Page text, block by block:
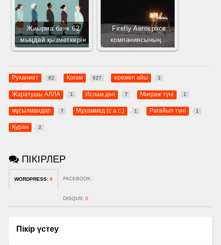
Жиырма банк 62
мыңдай қызметкерін
Firefly Aerospace
компаниясының…
Руханият 82 Қоғам 627 ережеп айы 1
Жаратушы АЛЛА 1 Ислам діні 7 Миғраж түні 1
мұсылмандар 7 Мұхаммед (с.а.с.) 1 Рағайып түні 1
Құран 2
ПІКІРЛЕР
WORDPRESS: 0 FACEBOOK:
DISQUS: 0
Пікір үстеу